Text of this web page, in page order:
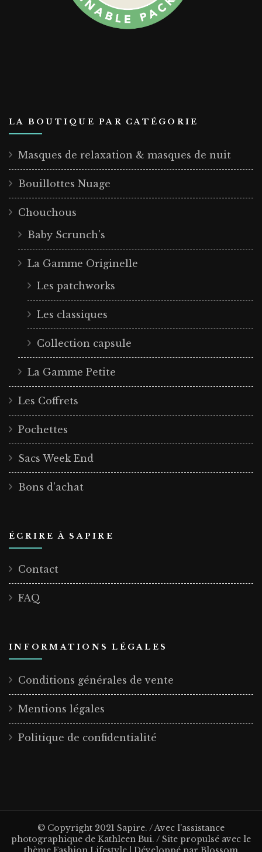
LA BOUTIQUE PAR CATÉGORIE
Masques de relaxation & masques de nuit
Bouillottes Nuage
Chouchous
Baby Scrunch's
La Gamme Originelle
Les patchworks
Les classiques
Collection capsule
La Gamme Petite
Les Coffrets
Pochettes
Sacs Week End
Bons d'achat
ÉCRIRE À SAPIRE
Contact
FAQ
INFORMATIONS LÉGALES
Conditions générales de vente
Mentions légales
Politique de confidentialité
© Copyright 2021 Sapire. / Avec l'assistance
photographique de Kathleen Bui. / Site propulsé avec le